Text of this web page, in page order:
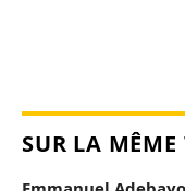
SUR LA